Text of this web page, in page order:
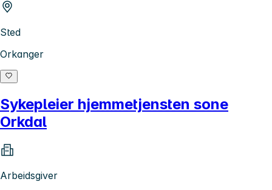
Sted
Orkanger
Sykepleier hjemmetjensten sone
Orkdal
Arbeidsgiver